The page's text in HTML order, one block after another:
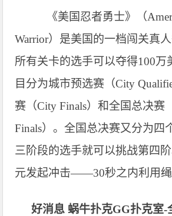
《美国忍者勇士》（
Warrior）是美国的一档闯关真
所有关卡的选手可以夺得100万
目分为城市预选赛（City
赛（City Finals）和全国总决赛
Finals）。全国总决赛又分为四
三阶段的选手就可以挑战第四
元发起冲击——30秒之内利用绳
好消息 蜗牛扑克GG扑克室-